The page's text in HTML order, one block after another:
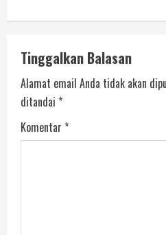
Tinggalkan Balasan
Alamat email Anda tidak akan
ditandai *
Komentar *